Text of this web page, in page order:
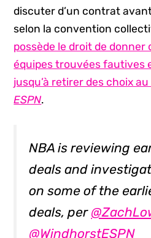
discuter d’un contrat
selon la convention
possède le droit de donner
équipes trouvées fautives
jusqu’à retirer des choix
ESPN.
NBA is reviewing
deals and
on some of the
deals, per
@WindhorstESPN